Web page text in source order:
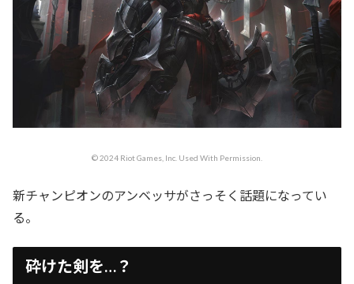
© 2024 Riot Games, Inc. Used With Permission.
新チャンピオンのアンベッサがさっそく話題になってい
る。
砕けた剣を…？